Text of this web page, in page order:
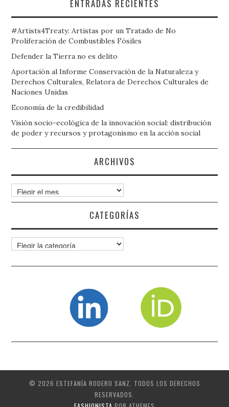
ENTRADAS RECIENTES
#Artists4Treaty: Artistas por un Tratado de No
Proliferación de Combustibles Fósiles
Defender la Tierra no es delito
Aportación al Informe Conservación de la Naturaleza y
Derechos Culturales, Relatora de Derechos Culturales de
Naciones Unidas
Economía de la credibilidad
Visión socio-ecológica de la innovación social: distribución
de poder y recursos y protagonismo en la acción social
ARCHIVOS
Archivos
CATEGORÍAS
Categorías
© 2026 ESTEFANÍA RODERO SANZ. TODOS LOS DERECHOS
RESERVADOS.